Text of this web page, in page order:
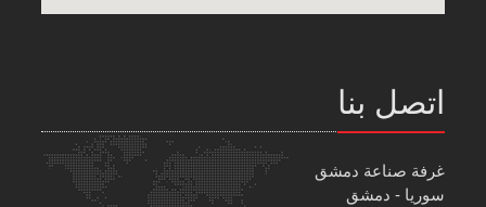
اتصل بنا
غرفة صناعة دمشق
سوريا - دمشق